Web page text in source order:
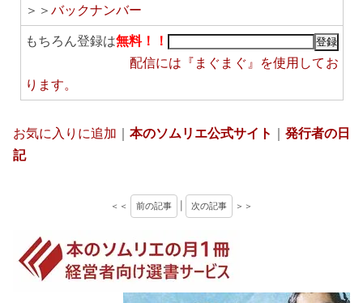
＞＞ バックナンバー
もちろん登録は無料！！
配信には 『まぐまぐ』 を使用してお
ります。
お気に入りに追加 ｜ 本のソムリエ公式サイト ｜ 発行者の日
記
＜＜ 前の記事 次の記事 ＞＞